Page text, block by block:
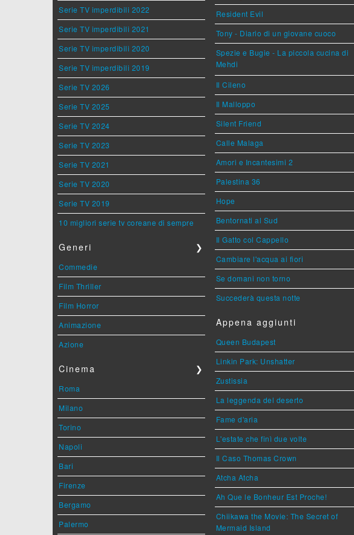
Serie TV imperdibili 2022
Serie TV imperdibili 2021
Serie TV imperdibili 2020
Serie TV imperdibili 2019
Serie TV 2026
Serie TV 2025
Serie TV 2024
Serie TV 2023
Serie TV 2021
Serie TV 2020
Serie TV 2019
10 migliori serie tv coreane di sempre
Generi ❯
Commedie
Film Thriller
Film Horror
Animazione
Azione
Cinema ❯
Roma
Milano
Torino
Napoli
Bari
Firenze
Bergamo
Palermo
Resident Evil
Tony - Diario di un giovane cuoco
Spezie e Bugie - La piccola cucina di
Mehdi
Il Cileno
Il Malloppo
Silent Friend
Calle Malaga
Amori e Incantesimi 2
Palestina 36
Hope
Bentornati al Sud
Il Gatto col Cappello
Cambiare l'acqua ai fiori
Se domani non torno
Succederà questa notte
Appena aggiunti
Queen Budapest
Linkin Park: Unshatter
Zustissia
La leggenda del deserto
Fame d'aria
L'estate che finì due volte
Il Caso Thomas Crown
Atcha Atcha
Ah Que le Bonheur Est Proche!
Chiikawa the Movie: The Secret of
Mermaid Island